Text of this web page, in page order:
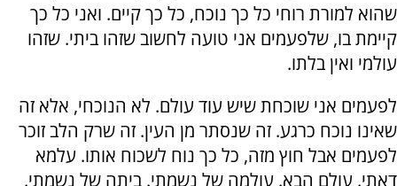
שהוא למורת רוחי כל כך נוכח, כל כך קיים. ואני כל כך
קיימת בו, שלפעמים אני טועה לחשוב שזהו ביתי. שזהו
עולמי ואין בלתו.
לפעמים אני שוכחת שיש עוד עולם. לא הנוכחי, אלא זה
שאינו נוכח כרגע. זה שנסתר מן העין. זה שרק הלב זוכר
לפעמים אבל חוץ מזה, כל כך נוח לשכוח אותו. עלמא
דאתי. עולם הבא. עולמה של נשמתי. ביתה של נשמתי.